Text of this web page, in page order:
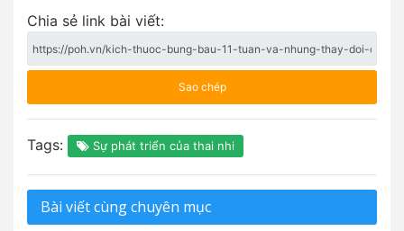
Chia sẻ link bài viết:
Sao chép
Tags: Sự phát triển của thai nhi
Bài viết cùng chuyên mục